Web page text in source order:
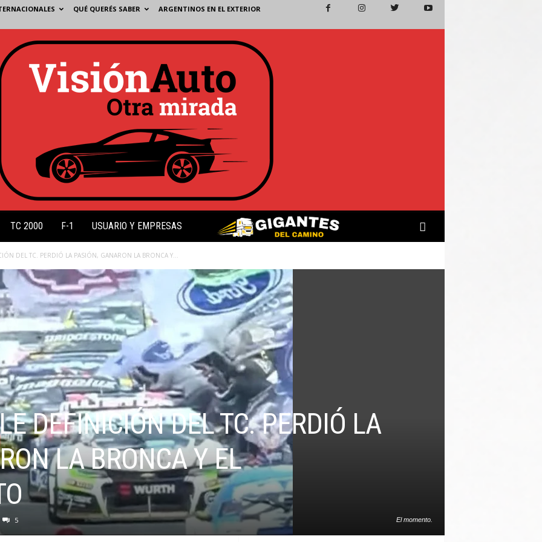
QUÉ QUERÉS SABER ARGENTINOS EN EL EXTERIOR
TC 2000 F-1 USUARIO Y EMPRESAS
DEL TC. PERDIÓ LA PASIÓN, GANARON LA BRONCA Y...
El momento.
DEFINICIÓN DEL TC. PERDIÓ LA
LA BRONCA Y EL
5